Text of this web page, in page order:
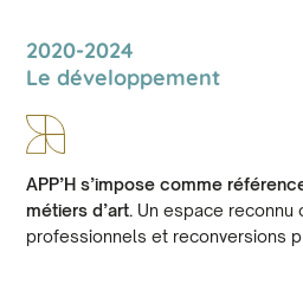
2020-2024
Le développement
APP’H s’impose comme
métiers d’art. Un espace reconnu
professionnels et reconversions